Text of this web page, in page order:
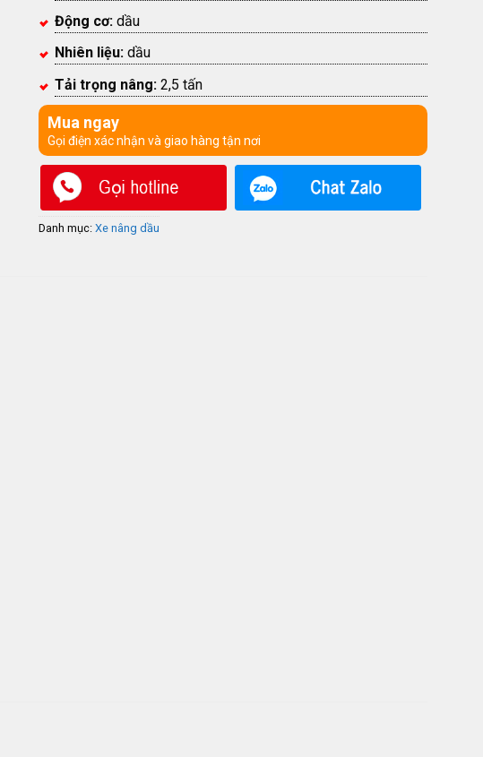
Động cơ: dầu
Nhiên liệu: dầu
Tải trọng nâng: 2,5 tấn
Mua ngay
Gọi điện xác nhận và giao hàng tận nơi
Danh mục: Xe nâng dầu